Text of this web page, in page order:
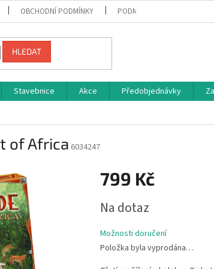
OBCHODNÍ PODMÍNKY PODMÍNKY OCHRANY
HLEDAT
Stavebnice Akce Předobjednávky
of Africa 6034247
799 Kč
cena:
Na dotaz
Možnosti doručení
Položka byla vyprodána…